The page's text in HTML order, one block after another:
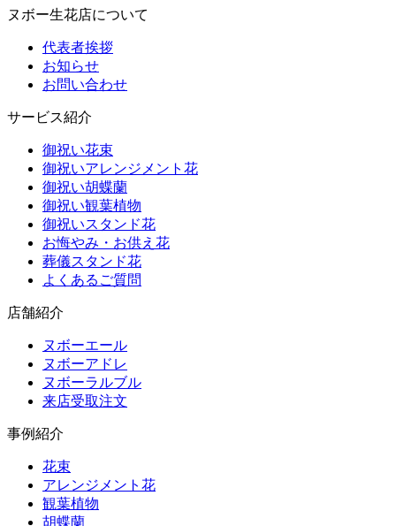
ヌボー生花店について
代表者挨拶
お知らせ
お問い合わせ
サービス紹介
御祝い花束
御祝いアレンジメント花
御祝い胡蝶蘭
御祝い観葉植物
御祝いスタンド花
お悔やみ・お供え花
葬儀スタンド花
よくあるご質問
店舗紹介
ヌボーエール
ヌボーアドレ
ヌボーラルブル
来店受取注文
事例紹介
花束
アレンジメント花
観葉植物
胡蝶蘭